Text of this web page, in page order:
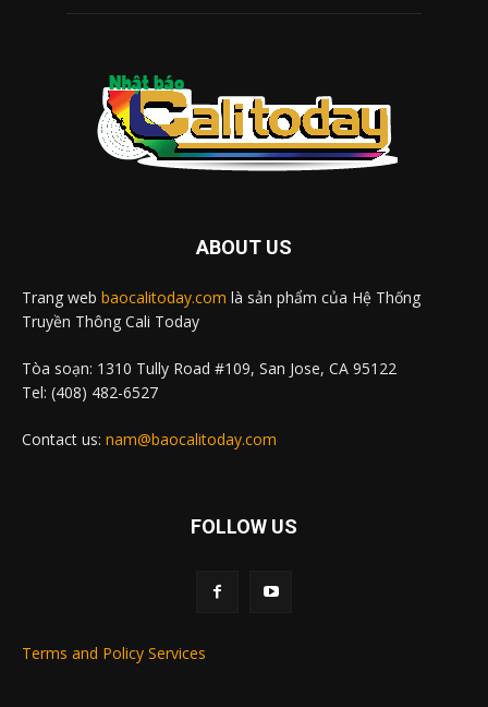
ABOUT US
Trang web baocalitoday.com là sản phẩm của Hệ Thống
Truyền Thông Cali Today
Tòa soạn: 1310 Tully Road #109, San Jose, CA 95122
Tel: (408) 482-6527
Contact us: nam@baocalitoday.com
FOLLOW US
Terms and Policy Services